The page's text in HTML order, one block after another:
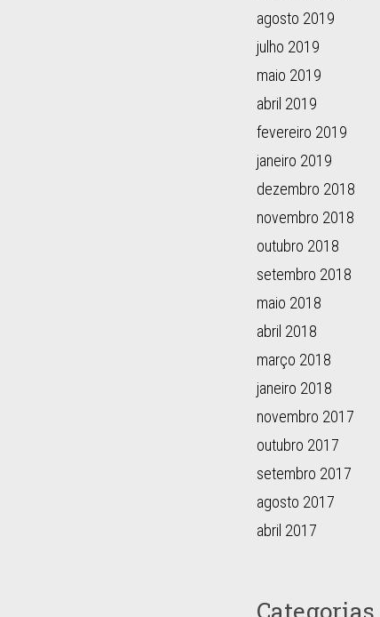
agosto 2019
julho 2019
maio 2019
abril 2019
fevereiro 2019
janeiro 2019
dezembro 2018
novembro 2018
outubro 2018
setembro 2018
maio 2018
abril 2018
março 2018
janeiro 2018
novembro 2017
outubro 2017
setembro 2017
agosto 2017
abril 2017
Categorias